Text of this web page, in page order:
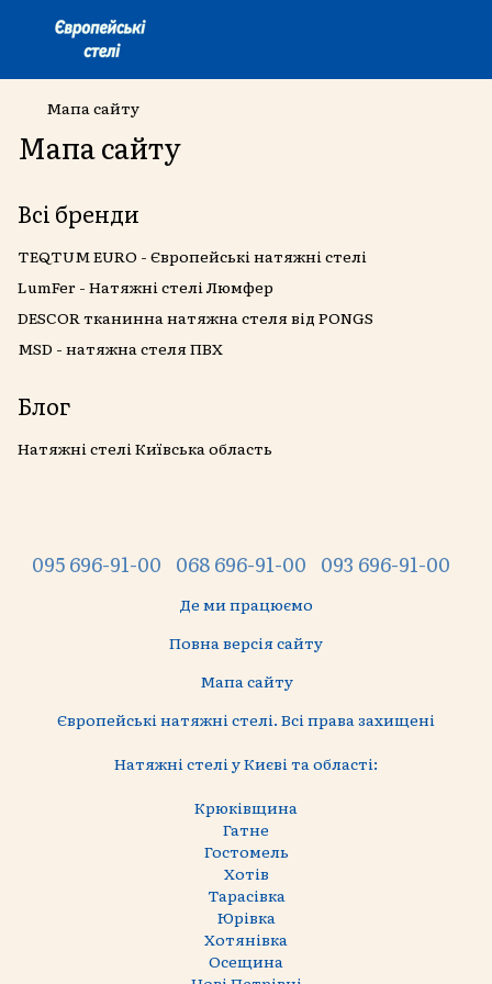
Мапа сайту
Мапа сайту
Всі бренди
TEQTUM EURO - Європейські натяжні стелі
LumFer - Натяжні стелі Люмфер
DESCOR тканинна натяжна стеля від PONGS
MSD - натяжна стеля ПВХ
Блог
Натяжні стелі Київська область
095 696-91-00 068 696-91-00 093 696-91-00
Де ми працюємо
Повна версія сайту
Мапа сайту
Європейські натяжні стелі. Всі права захищені
Натяжні стелі у Києві та області:
Крюківщина
Гатне
Гостомель
Хотів
Тарасівка
Юрівка
Хотянівка
Осещина